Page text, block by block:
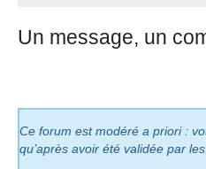
Un message, un
Ce forum est modéré a priori :
qu’après avoir été validée par